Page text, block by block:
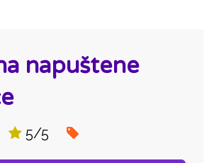
napuštene
5/5